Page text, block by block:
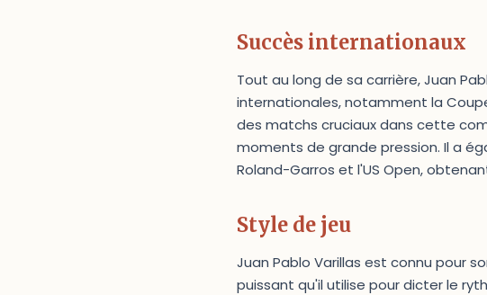
Succès internationaux
Tout au long de sa carrière, Juan
internationales, notamment la
des matchs cruciaux dans cette
moments de grande pression. Il a
Roland-Garros et l'US Open,
Style de jeu
Juan Pablo Varillas est connu pour
puissant qu'il utilise pour dicter le